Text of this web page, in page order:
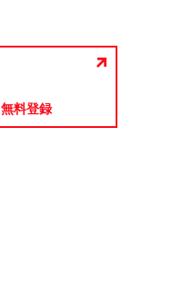
無料登録